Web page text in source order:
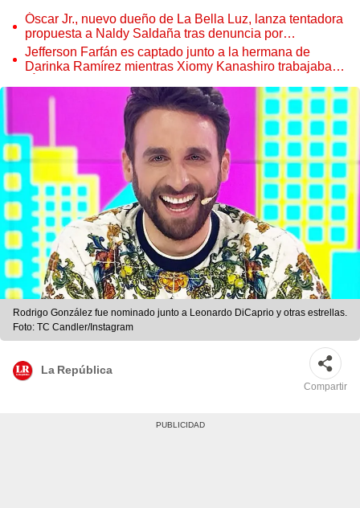
Óscar Jr., nuevo dueño de La Bella Luz, lanza tentadora
propuesta a Naldy Saldaña tras denuncia por
tocamientos
Jefferson Farfán es captado junto a la hermana de
Darinka Ramírez mientras Xiomy Kanashiro trabajaba:
Rodrigo González fue nominado junto a Leonardo DiCaprio y otras estrellas.
Foto: TC Candler/Instagram
La República
Compartir